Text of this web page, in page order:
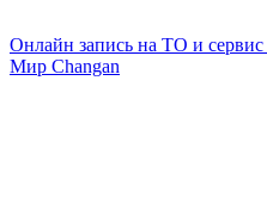
Онлайн запись на ТО и сервис
Мир Changan